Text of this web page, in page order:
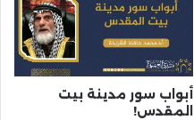
أبواب سور مدينة بيت
المقدس!